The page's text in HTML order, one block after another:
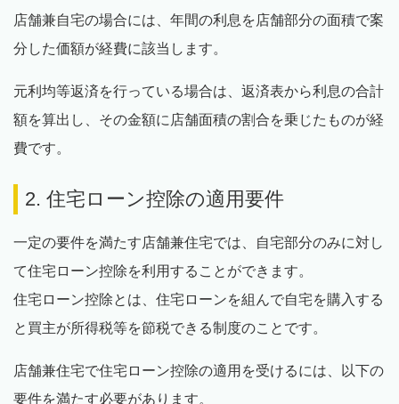
店舗兼自宅の場合には、年間の利息を店舗部分の面積で案
分した価額が経費に該当します。
元利均等返済を行っている場合は、返済表から利息の合計
額を算出し、その金額に店舗面積の割合を乗じたものが経
費です。
2. 住宅ローン控除の適用要件
一定の要件を満たす店舗兼住宅では、自宅部分のみに対し
て住宅ローン控除を利用することができます。
住宅ローン控除とは、住宅ローンを組んで自宅を購入する
と買主が所得税等を節税できる制度のことです。
店舗兼住宅で住宅ローン控除の適用を受けるには、以下の
要件を満たす必要があります。